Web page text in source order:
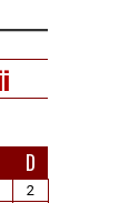
D
2